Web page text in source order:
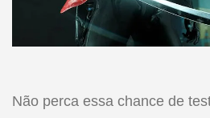
Não perca essa chance de